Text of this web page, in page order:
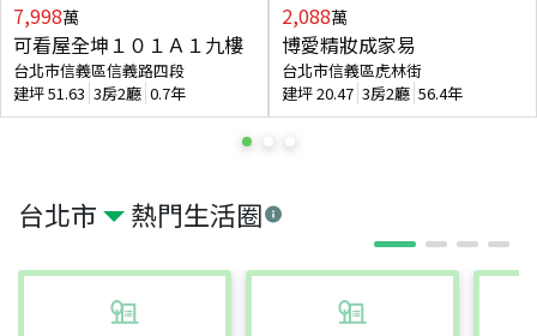
台北市 熱門生活圈
7,998萬
可看屋全坤１０１Ａ１九樓
台北市信義區信義路四段
建坪51.63 3房2廳 0.7年
2,088萬
博愛精妝成家易
台北市信義區虎林街
建坪20.47 3房2廳 56.4年